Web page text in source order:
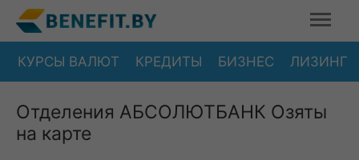
КУРСЫ ВАЛЮТ КРЕДИТЫ БИЗНЕС ЛИЗИНГ
Отделения АБСОЛЮТБАНК Озяты
на карте